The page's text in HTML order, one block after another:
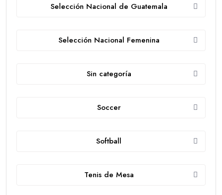
Selección Nacional de Guatemala
Selección Nacional Femenina
Sin categoría
Soccer
Softball
Tenis de Mesa